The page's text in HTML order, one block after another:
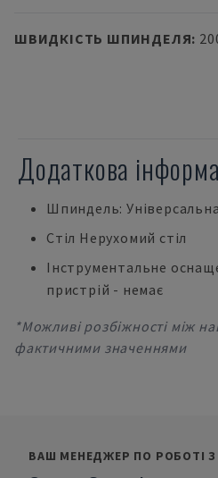
ШВИДКІСТЬ ШПИНДЕЛЯ:
Додаткова
Шпиндель:
Стіл Нерухомий стіл
Інструментальне
пристрій - немає
*Можливі розбіжності між
фактичними значеннями
ВАШ МЕНЕДЖЕР ПО РОБОТІ З